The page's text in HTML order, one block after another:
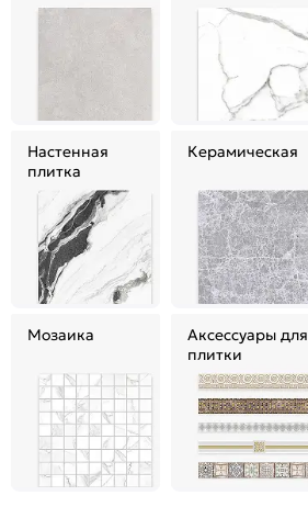
Настенная
плитка
Керамическая
Мозаика
Аксессуары для
плитки